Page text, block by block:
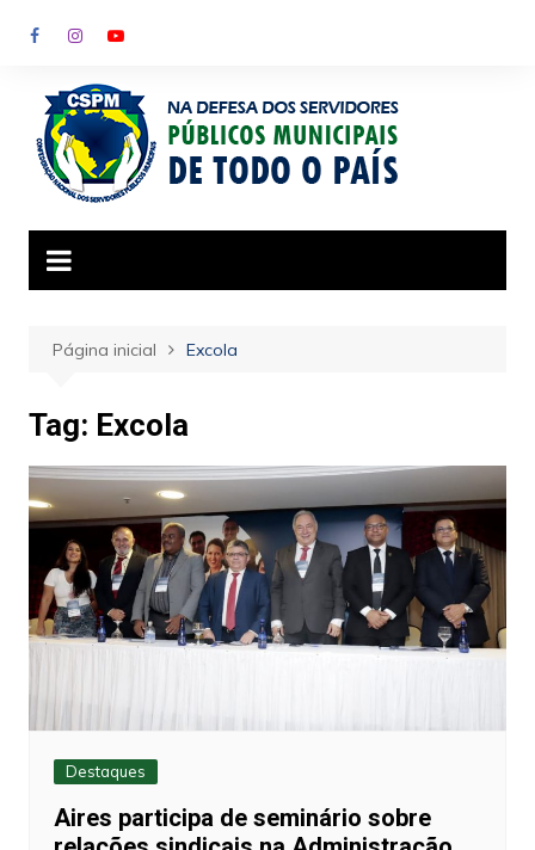
para
conteúdo
Página inicial Excola
Tag: Excola
Destaques
Aires participa de seminário sobre